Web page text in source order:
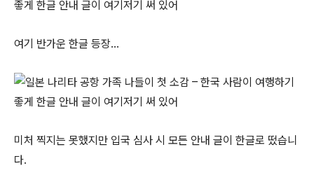
여기 반가운 한글 등장…
미처 찍지는 못했지만 입국 심사 시 모든 안내 글이 한글로 떴습니
다.